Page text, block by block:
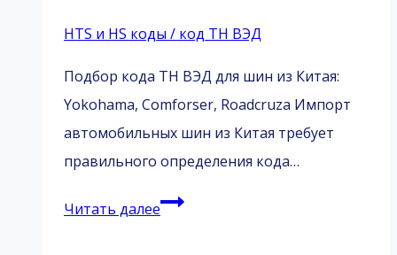
оформление
HTS и HS коды / код ТН ВЭД
Подбор кода ТН ВЭД для шин из Китая:
Yokohama, Comforser, Roadcruza Импорт
автомобильных шин из Китая требует
правильного определения кода…
Читать далееПодбор